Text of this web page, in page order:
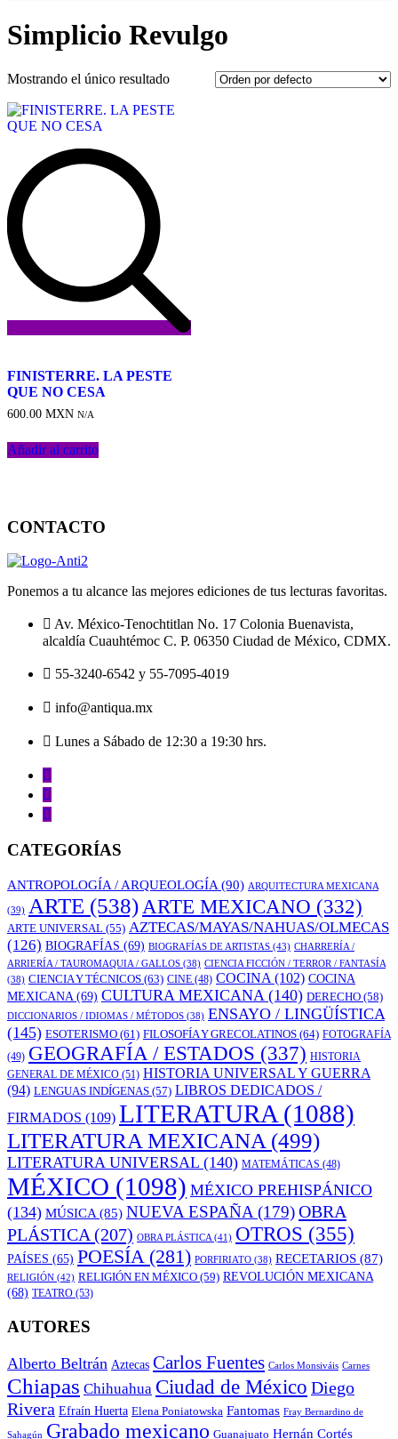
Simplicio Revulgo
Mostrando el único resultado
a
la
lista
FINISTERRE. LA PESTE
QUE NO CESA
600.00 MXN N/A
Añadir al carrito
CONTACTO
Ponemos a tu alcance las mejores ediciones de tus lecturas favoritas.
Av. México-Tenochtitlan No. 17 Colonia Buenavista,
alcaldía Cuauhtémoc C. P. 06350 Ciudad de México, CDMX.
55-3240-6542 y 55-7095-4019
info@antiqua.mx
Lunes a Sábado de 12:30 a 19:30 hrs.
CATEGORÍAS
ANTROPOLOGÍA / ARQUEOLOGÍA (90) ARQUITECTURA MEXICANA
(39) ARTE (538) ARTE MEXICANO (332)
ARTE UNIVERSAL (55) AZTECAS/MAYAS/NAHUAS/OLMECAS
(126) BIOGRAFÍAS (69) BIOGRAFÍAS DE ARTISTAS (43) CHARRERÍA /
ARRIERÍA / TAUROMAQUIA / GALLOS (38) CIENCIA FICCIÓN / TERROR / FANTASÍA
(38) CIENCIA Y TÉCNICOS (63) CINE (48) COCINA (102) COCINA
MEXICANA (69) CULTURA MEXICANA (140) DERECHO (58)
DICCIONARIOS / IDIOMAS / MÉTODOS (38) ENSAYO / LINGÜÍSTICA
(145) ESOTERISMO (61) FILOSOFÍA Y GRECOLATINOS (64) FOTOGRAFÍA
(49) GEOGRAFÍA / ESTADOS (337) HISTORIA
GENERAL DE MÉXICO (51) HISTORIA UNIVERSAL Y GUERRA
(94) LENGUAS INDÍGENAS (57) LIBROS DEDICADOS /
FIRMADOS (109) LITERATURA (1088)
LITERATURA MEXICANA (499)
LITERATURA UNIVERSAL (140) MATEMÁTICAS (48)
MÉXICO (1098) MÉXICO PREHISPÁNICO
(134) MÚSICA (85) NUEVA ESPAÑA (179)OBRA
PLÁSTICA (207) OBRA PLÁSTICA (41) OTROS (355)
PAÍSES (65) POESÍA(281) PORFIRIATO (38) RECETARIOS (87)
RELIGIÓN (42) RELIGIÓN EN MÉXICO (59) REVOLUCIÓN MEXICANA
(68) TEATRO (53)
AUTORES
Alberto Beltrán Aztecas Carlos Fuentes Carlos Monsiváis Carnes
Chiapas Chihuahua Ciudad de México Diego
Rivera Efraín Huerta Elena Poniatowska Fantomas Fray Bernardino de
Sahagún Grabado mexicano Guanajuato Hernán Cortés